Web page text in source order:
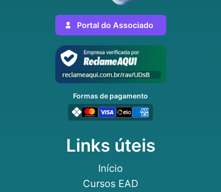
Links úteis
Início
Cursos EAD
Portal do Associado
Formas de pagamento